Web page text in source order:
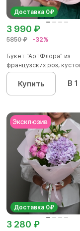
Доставка 0₽
5850 ₽ -32%
3 990 ₽
Букет "АртФлора" из
французских роз,
Купить В
Доставка 0₽
3 280 ₽